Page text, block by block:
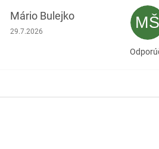
Mário Bulejko
Hodnotenie obchodu je 5 z 5 hviezdičiek.
29.7.2026 MŠ